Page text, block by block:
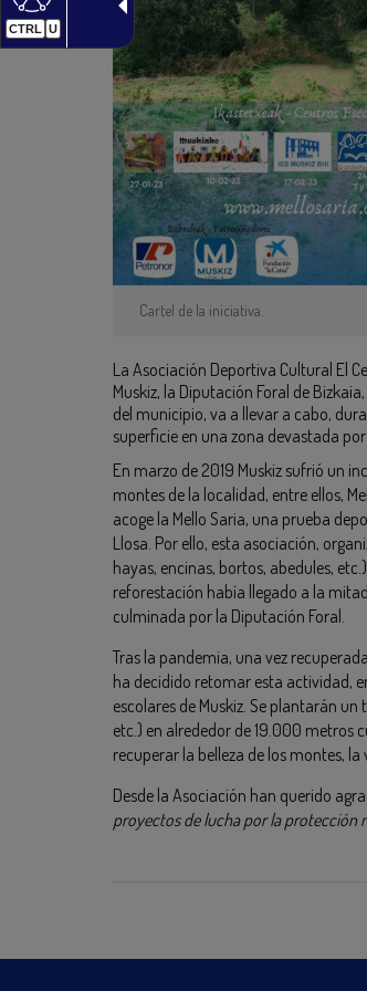
CTRL U
Cartel de la iniciativa.
La Asociación Deportiva Cultural El
Muskiz, la Diputación Foral de
del municipio, va a llevar a cabo,
superficie en una zona devastada por
En marzo de 2019 Muskiz sufrió un
montes de la localidad, entre ellos,
acoge la Mello Saria, una prueba
Llosa. Por ello, esta asociación,
hayas, encinas, bortos, abedules,
reforestación había llegado a la
culminada por la Diputación Foral.
Tras la pandemia, una vez
ha decidido retomar esta actividad,
escolares de Muskiz. Se plantarán
etc.) en alrededor de 19.000 metros
recuperar la belleza de los montes,
Desde la Asociación han querido
proyectos de lucha por la protección